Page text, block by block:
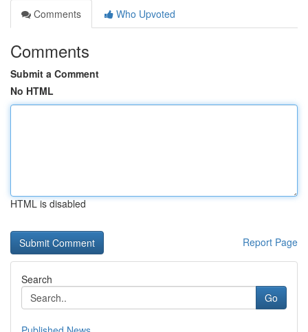
Comments
Who Upvoted
Comments
Submit a Comment
No HTML
HTML is disabled
Report Page
Search
Go